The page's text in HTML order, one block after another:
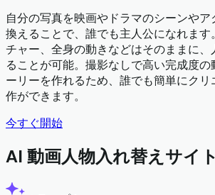
自分の写真を映画やドラマのシーンやア
換えることで、誰でも主人公になれます
チャー、全身の動きなどはそのままに、
ることが可能。撮影なしで高い完成度の
ーリーを作れるため、誰でも簡単にク
作ができます。
今すぐ開始
AI 動画人物入れ替えサイ